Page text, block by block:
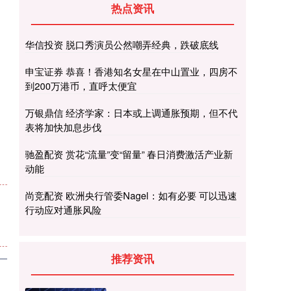
热点资讯
华信投资 脱口秀演员公然嘲弄经典，跌破底线
申宝证券 恭喜！香港知名女星在中山置业，四房不
到200万港币，直呼太便宜
万银鼎信 经济学家：日本或上调通胀预期，但不代
表将加快加息步伐
驰盈配资 赏花“流量”变“留量” 春日消费激活产业新
动能
尚竞配资 欧洲央行管委Nagel：如有必要 可以迅速
行动应对通胀风险
推荐资讯